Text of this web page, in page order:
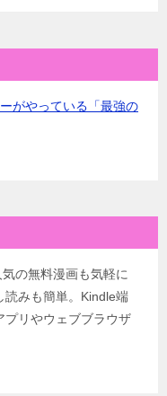
がやっている「最強の
の無料漫画も気軽に
読みも簡単。Kindle端
プリやウェブブラウザ